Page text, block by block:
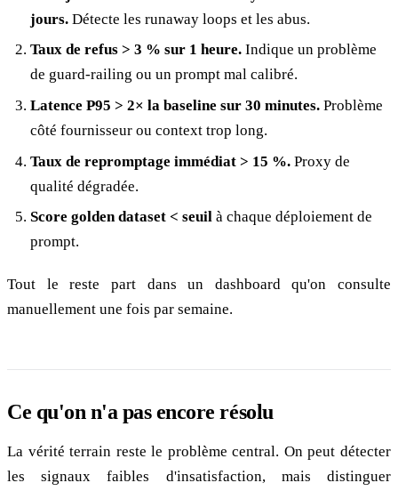
jours. Détecte les runaway loops et les abus.
Taux de refus > 3 % sur 1 heure. Indique un problème
de guard-railing ou un prompt mal calibré.
Latence P95 > 2× la baseline sur 30 minutes. Problème
côté fournisseur ou context trop long.
Taux de repromptage immédiat > 15 %. Proxy de
qualité dégradée.
Score golden dataset < seuil à chaque déploiement de
prompt.
Tout le reste part dans un dashboard qu'on consulte
manuellement une fois par semaine.
Ce qu'on n'a pas encore résolu
La vérité terrain reste le problème central. On peut détecter
les signaux faibles d'insatisfaction, mais distinguer